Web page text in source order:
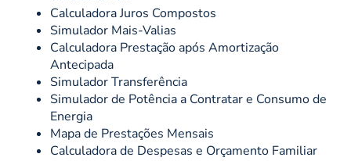
Calculadora Juros Compostos
Simulador Mais-Valias
Calculadora Prestação após Amortização
Antecipada
Simulador Transferência
Simulador de Potência a Contratar e Consumo de
Energia
Mapa de Prestações Mensais
Calculadora de Despesas e Orçamento Familiar